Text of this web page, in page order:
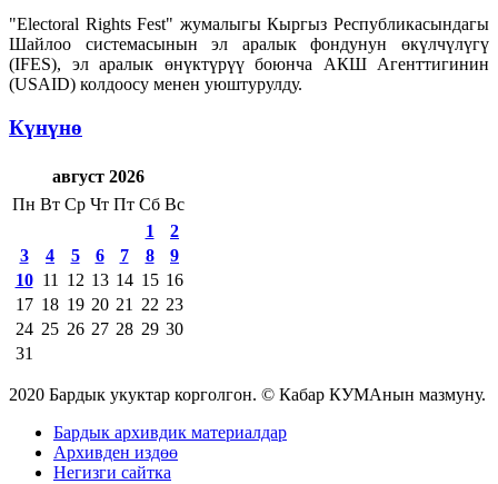
"Electoral Rights Fest" жумалыгы Кыргыз Республикасындагы
Шайлоо системасынын эл аралык фондунун өкүлчүлүгү
(IFES), эл аралык өнүктүрүү боюнча АКШ Агенттигинин
(USAID) колдоосу менен уюштурулду.
Күнүнө
август 2026
Пн Вт Ср Чт Пт Сб Вс
1
2
3
4 5 6 7 8
9
10 11 12 13 14 15 16
17 18 19 20 21 22 23
24 25 26 27 28 29 30
31
2020 Бардык укуктар корголгон. © Кабар КУМАнын мазмуну.
Бардык архивдик материалдар
Архивден издөө
Негизги сайтка